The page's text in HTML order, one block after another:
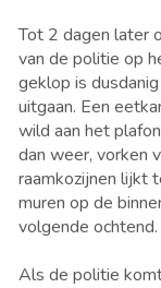
Tot 2 dagen later
van de politie op
geklop is
uitgaan. Een
wild aan het
dan weer, vorken
raamkozijnen lijkt
muren op de
volgende ochtend.
Als de politie